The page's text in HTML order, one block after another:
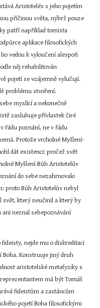
Aristotelés s jeho pojetím
příčinou světa, nýbrž pouze
patří například tomista
aplikace filosofických
vedou k vyloučení alespoň
něj rehabilitován
pojetí se vzájemně vylučují.
problému stvoření.
myslící a nekonečně
zasluhuje přívlastek čiré
řádu poznání, ne v řádu
Protože vrcholné Myšlení-
dát existenci: pročež svět
Myšlení-Bůh Aristotelův
do sebe nezahrnovalo
proto Bůh Aristotelův nebyl
svět, který neučinil a který by
neznal sebepoznávání
nejde mu o diskreditaci
Boha. Konstruuje jiný druh
aristotelské metafyziky s
má být Tomáš
fideistům a zastáncům
pojetí Boha filosofickými